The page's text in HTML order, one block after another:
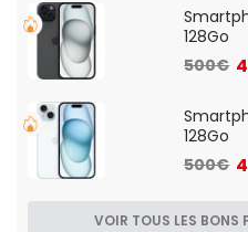
128Go
500€
128Go
500€
VOIR TOUS LES BONS